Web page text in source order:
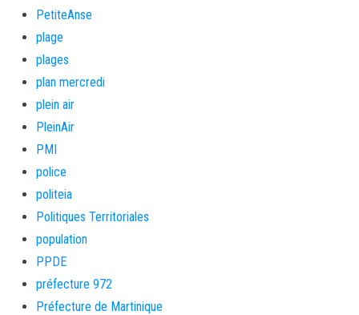
PetiteAnse
plage
plages
plan mercredi
plein air
PleinAir
PMI
police
politeia
Politiques Territoriales
population
PPDE
préfecture 972
Préfecture de Martinique